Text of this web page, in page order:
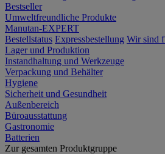
Bestseller
Umweltfreundliche Produkte
Manutan-EXPERT
Bestellstatus Expressbestellung Wir sind
Lager und Produktion
Instandhaltung und Werkzeuge
Verpackung und Behälter
Hygiene
Sicherheit und Gesundheit
Außenbereich
Büroausstattung
Gastronomie
Batterien
Zur gesamten Produktgruppe